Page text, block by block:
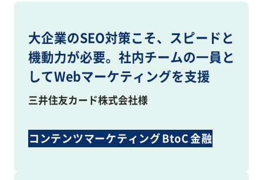
大企業のSEO対策こそ、スピードと
機動力が必要。社内チームの一員と
してWebマーケティングを支援
三井住友カード株式会社様
コンテンツマーケティングBtoC金融